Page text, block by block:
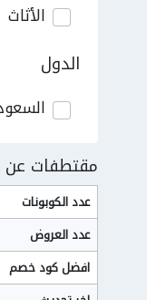
الأثاث
الدول
مقتطفات
عدد الكوبونات
عدد العروض
افضل كود خصم